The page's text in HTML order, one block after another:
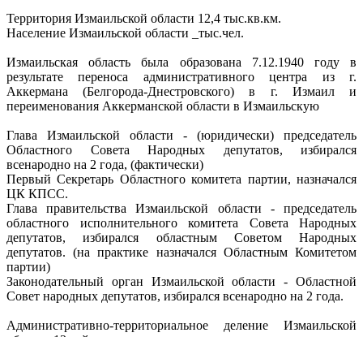
Территория Измаильской области 12,4 тыс.кв.км.
Население Измаильской области _тыс.чел.
Измаильская область была образована 7.12.1940 году в
результате переноса административного центра из г.
Аккермана (Белгорода-Днестровского) в г. Измаил и
переименования Аккерманской области в Измаильскую
Глава Измаильской области - (юридически) председатель
Областного Совета Народных депутатов, избирался
всенародно на 2 года, (фактически)
Первый Секретарь Областного комитета партии, назначался
ЦК КПСС.
Глава правительства Измаильской области - председатель
областного исполнительного комитета Совета Народных
депутатов, избирался областным Советом Народных
депутатов. (на практике назначался Областным Комитетом
партии)
Законодательный орган Измаильской области - Областной
Совет народных депутатов, избирался всенародно на 2 года.
Административно-территориальное деление Измаильской